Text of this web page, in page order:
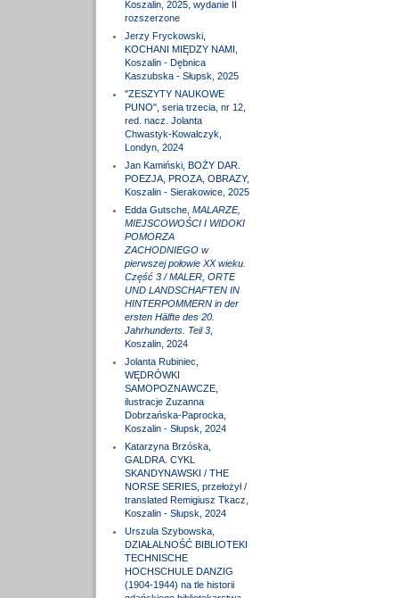
Koszalin, 2025, wydanie II
rozszerzone
Jerzy Fryckowski,
KOCHANI MIĘDZY NAMI,
Koszalin - Dębnica
Kaszubska - Słupsk, 2025
"ZESZYTY NAUKOWE
PUNO", seria trzecia, nr 12,
red. nacz. Jolanta
Chwastyk-Kowalczyk,
Londyn, 2024
Jan Kamiński, BOŻY DAR.
POEZJA, PROZA, OBRAZY,
Koszalin - Sierakowice, 2025
Edda Gutsche, MALARZE,
MIEJSCOWOŚCI I WIDOKI
POMORZA
ZACHODNIEGO w
pierwszej połowie XX wieku.
Część 3 / MALER, ORTE
UND LANDSCHAFTEN IN
HINTERPOMMERN in der
ersten Hälfte des 20.
Jahrhunderts. Teil 3,
Koszalin, 2024
Jolanta Rubiniec,
WĘDRÓWKI
SAMOPOZNAWCZE,
ilustracje Zuzanna
Dobrzańska-Paprocka,
Koszalin - Słupsk, 2024
Katarzyna Brzóska,
GALDRA. CYKL
SKANDYNAWSKI / THE
NORSE SERIES, przełożył /
translated Remigiusz Tkacz,
Koszalin - Słupsk, 2024
Urszula Szybowska,
DZIAŁALNOŚĆ BIBLIOTEKI
TECHNISCHE
HOCHSCHULE DANZIG
(1904-1944) na tle historii